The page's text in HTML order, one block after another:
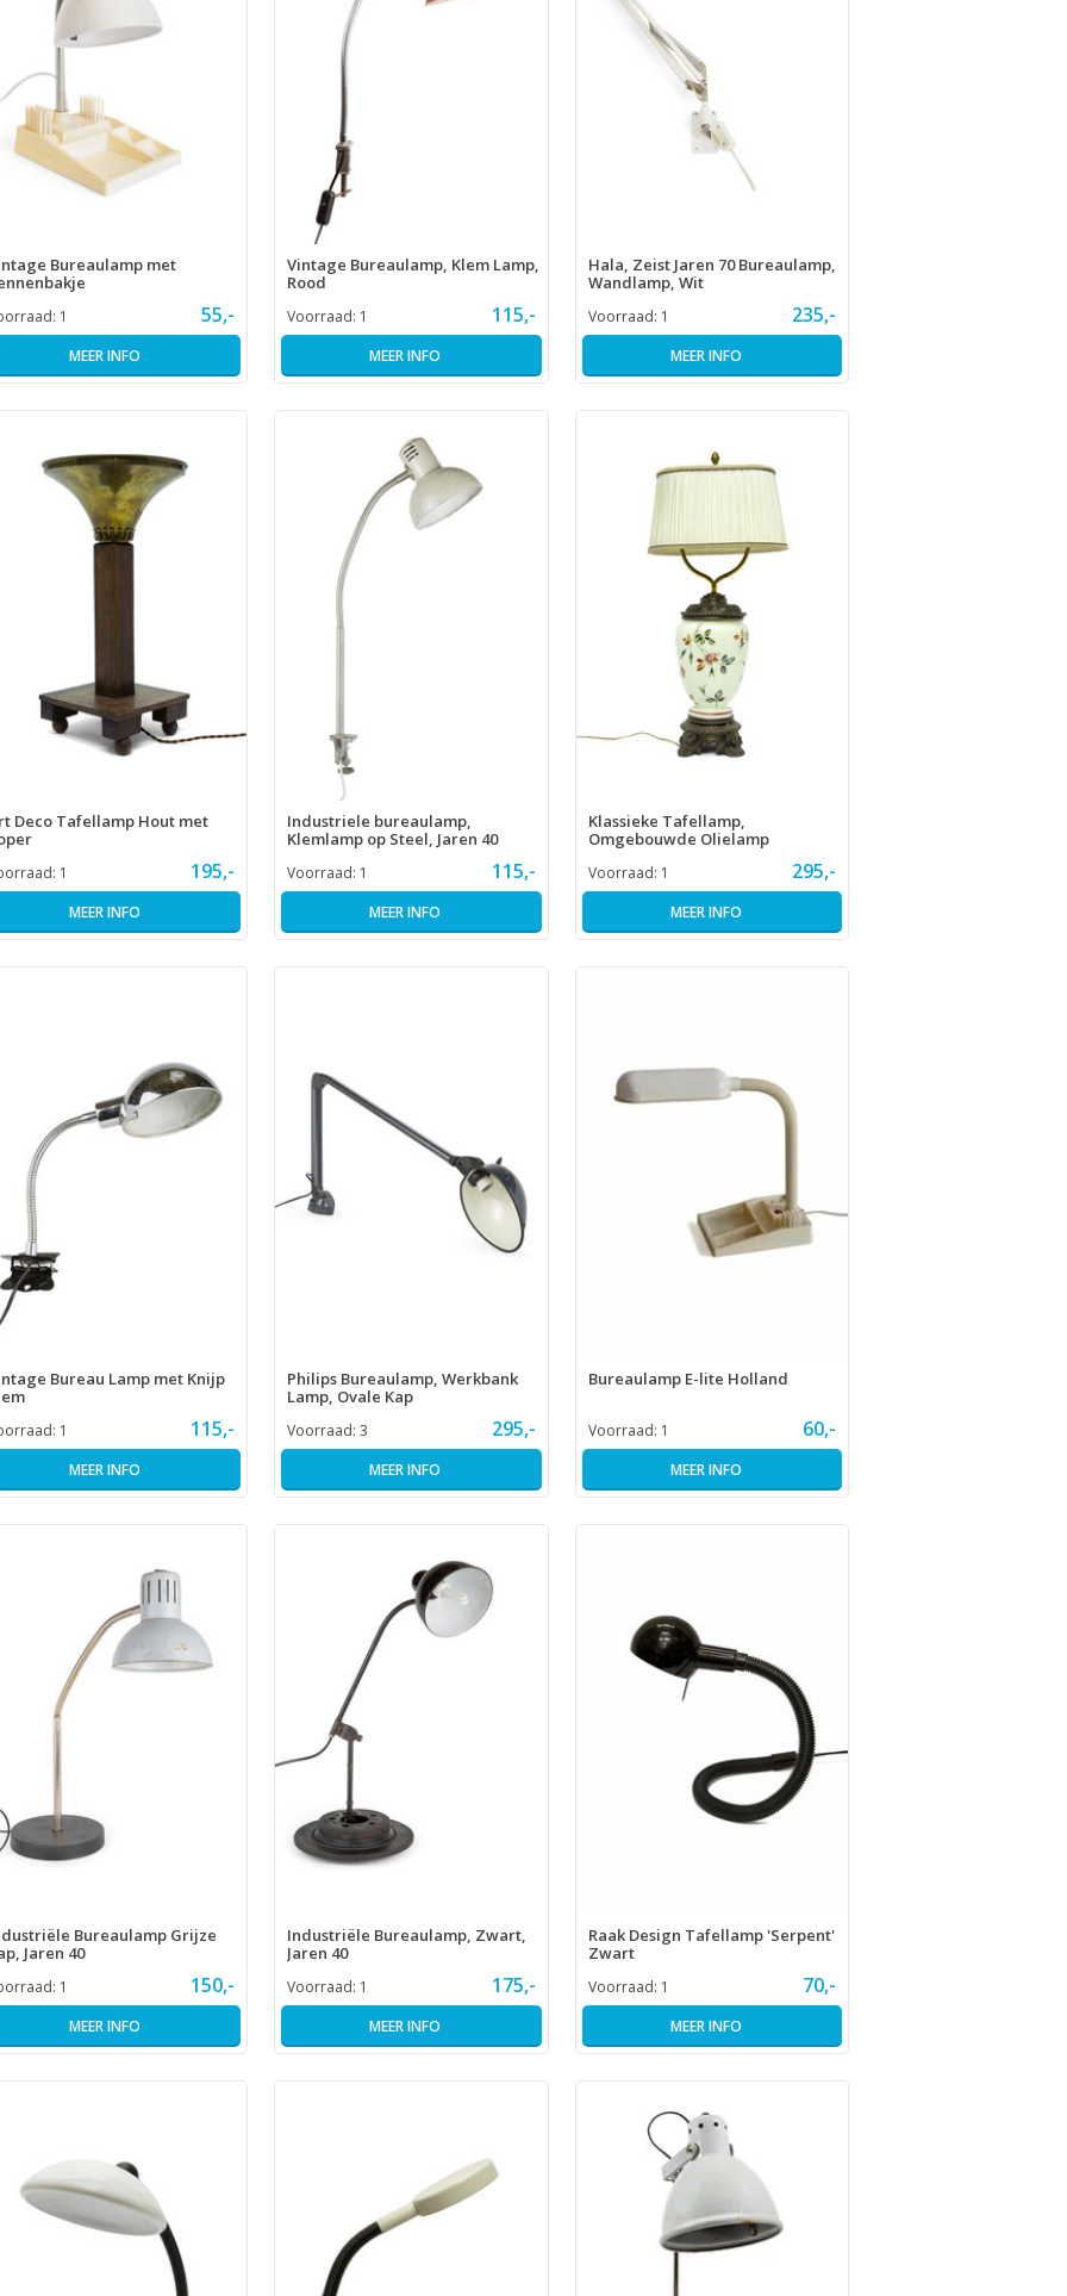
Bureaulamp met
1 55,-
MEER INFO
Vintage Bureaulamp, Klem Lamp,
Rood
Voorraad: 1 115,-
MEER INFO
Hala, Zeist Jaren 70 Bureaulamp,
Wandlamp, Wit
Voorraad: 1 235,-
MEER INFO
Deco Tafellamp Hout met
1 195,-
MEER INFO
Industriele bureaulamp,
Klemlamp op Steel, Jaren 40
Voorraad: 1 115,-
MEER INFO
Klassieke Tafellamp,
Omgebouwde Olielamp
Voorraad: 1 295,-
MEER INFO
Bureau Lamp met Knijp
1 115,-
MEER INFO
Philips Bureaulamp, Werkbank
Lamp, Ovale Kap
Voorraad: 3 295,-
MEER INFO
Bureaulamp E-lite Holland
Voorraad: 1 60,-
MEER INFO
Bureaulamp Grijze
Jaren 40
1 150,-
MEER INFO
Industriële Bureaulamp, Zwart,
Jaren 40
Voorraad: 1 175,-
MEER INFO
Raak Design Tafellamp 'Serpent'
Zwart
Voorraad: 1 70,-
MEER INFO